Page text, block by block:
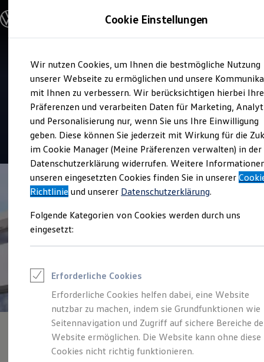
Hauptinhalt
springen
Footer
springen
Modelle und Konfigurator
Modelle vergleichen
Elektroautos
ENERGY Sondermodelle
Nutzfahrzeuge
SUV und CUV
Familienautos
Kombis
Kompaktwagen
Sportwagen
Schnell verfügbare Fahrzeuge
Angebote und Produkte
Aktuelle Angebote
E-Auto-Förderung
Volkswagen Marktplatz
Junge Gebrauchtwagen und Gebrauchtwagen
Volkswagen Zertifizierte Gebrauchtwagen
Zubehör- und Serviceangebote
Leasing
Leasing-Angebote
Gebrauchtwagen Leasing
Junge Gebrauchtwagen-Leasing
Elektroauto Leasing
Kleinwagen-Leasing
Leasing ohne Anzahlung
Finanzierung
Service
Autohaus Walter Mulfinger
Top Kundenzufriedenheit Service 2026
4.9|143 Bewertungen
Cookie Einstellungen
Wir nutzen Cookies, um Ihnen die bestmögliche Nutzung
unserer Webseite zu ermöglichen und unsere
mit Ihnen zu verbessern. Wir berücksichtigen hierbei Ihre
Präferenzen und verarbeiten Daten für Marketing,
und Personalisierung nur, wenn Sie uns Ihre Einwilligung
geben. Diese können Sie jederzeit mit Wirkung für die
im Cookie Manager (Meine Präferenzen verwalten) in der
Datenschutzerklärung widerrufen. Weitere
unseren eingesetzten Cookies finden Sie in unserer
Richtlinie und unserer Datenschutzerklärung.
Folgende Kategorien von Cookies werden durch uns
eingesetzt:
Erforderliche Cookies
Erforderliche Cookies helfen dabei, eine Website
nutzbar zu machen, indem sie Grundfunktionen wie
Seitennavigation und Zugriff auf sichere Bereiche
Website ermöglichen. Die Website kann ohne diese
Cookies nicht richtig funktionieren.